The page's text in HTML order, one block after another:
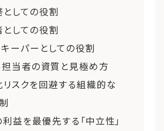
しての役割
しての役割
ーパーとしての役割
当者の資質と見極め方
スクを回避する組織的な
益を最優先する「中立性」